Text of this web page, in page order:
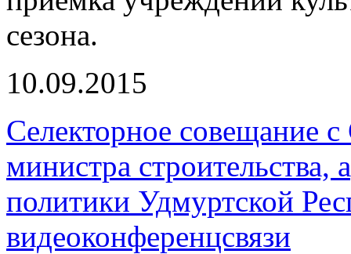
сезона.
10.09.2015
Селекторное совещание
министра
политики Удмуртской
видеоконференцсвязи